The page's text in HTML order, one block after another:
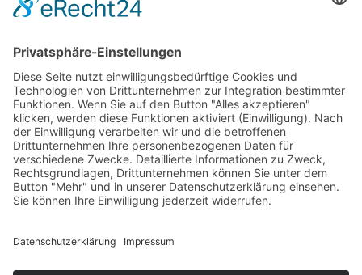
admin@lsv.li
Ski Alpin
Ski Nordisch
Winter-Highlights
Aktuelles
Verband
Aktion Pro Ski
Selektionsrichtlinien
Kontakt
Impressum
Datenschutz
Internationale Verbände